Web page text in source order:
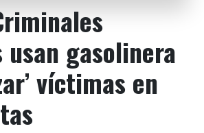
usan gasolinera
víctimas en